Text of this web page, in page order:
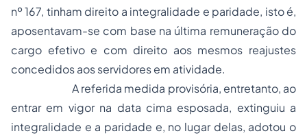
nº 167, tinham direito a integralidade e paridade, isto é,
aposentavam-se com base na última remuneração do
cargo efetivo e com direito aos mesmos reajustes
concedidos aos servidores em atividade.
A referida medida provisória, entretanto, ao
entrar em vigor na data cima esposada, extinguiu a
integralidade e a paridade e, no lugar delas, adotou o